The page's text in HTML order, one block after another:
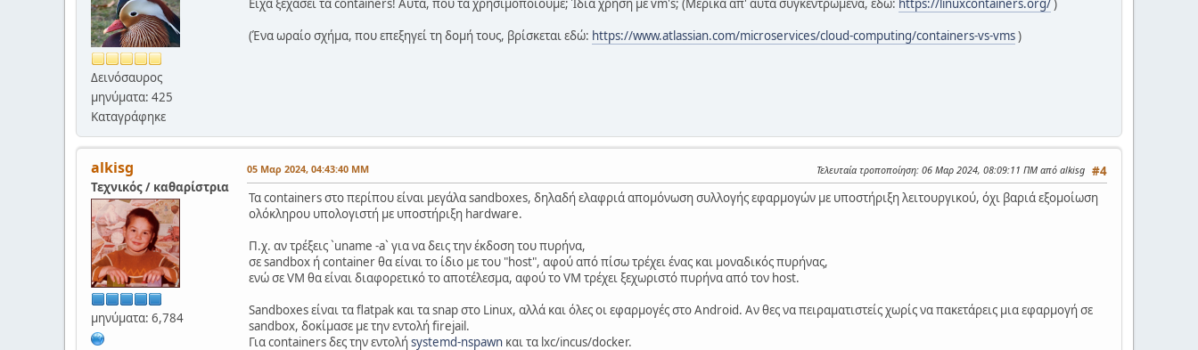
Δεινόσαυρος
μηνύματα: 425
Καταγράφηκε
(Ένα ωραίο σχήμα, που επεξηγεί τη δομή τους, βρίσκεται εδώ: https://www.atlassian.com/microservices/cloud-computing/containers-vs-vms)
alkisg
Τεχνικός / καθαρίστρια
μηνύματα: 6,784
#4
05 Μαρ 2024, 04:43:40 ΜΜ Τελευταία τροποποίηση: 06 Μαρ 2024, 08:09:11 ΠΜ από alkisg
Τα containers στο περίπου είναι μεγάλα sandboxes, δηλαδή ελαφριά απομόνωση συλλογής εφαρμογών με υποστήριξη λειτουργικού, όχι βαριά εξομοίωση
ολόκληρου υπολογιστή με υποστήριξη hardware.
Π.χ. αν τρέξεις `uname -a` για να δεις την έκδοση του πυρήνα,
σε sandbox ή container θα είναι το ίδιο με του "host", αφού από πίσω τρέχει ένας και μοναδικός πυρήνας,
ενώ σε VM θα είναι διαφορετικό το αποτέλεσμα, αφού το VM τρέχει ξεχωριστό πυρήνα από τον host.
Sandboxes είναι τα flatpak και τα snap στο Linux, αλλά και όλες οι εφαρμογές στο Android. Αν θες να πειραματιστείς χωρίς να πακετάρεις μια εφαρμογή σε
sandbox, δοκίμασε με την εντολή firejail.
Για containers δες την εντολήsystemd-nspawn και τα lxc/incus/docker.